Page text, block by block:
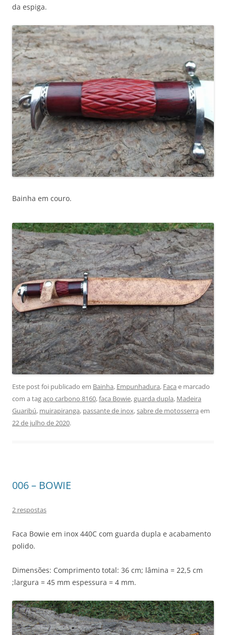
da espiga.
Bainha em couro.
Este post foi publicado em Bainha, Empunhadura, Faca e marcado
com a tagaço carbono 8160,faca Bowie,guarda dupla, Madeira
Guaribú, muirapiranga, passante de inox,sabre de motosserra em
22 de julho de 2020.
006 – BOWIE
2 respostas
Faca Bowie em inox 440C com guarda dupla e acabamento
polido.
Dimensões: Comprimento total: 36 cm; lâmina = 22,5 cm
;largura = 45 mm espessura = 4 mm.